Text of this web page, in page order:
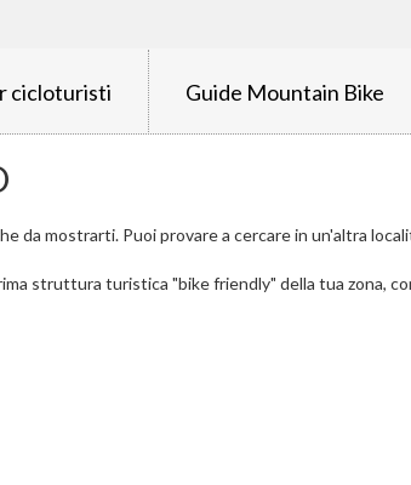
cicloturisti Guide Mountain Bike
da mostrarti. Puoi provare a cercare in un'altra
struttura turistica "bike friendly" della tua zona,